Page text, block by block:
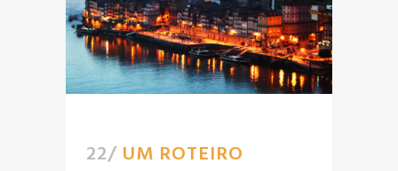
22/ UM ROTEIRO